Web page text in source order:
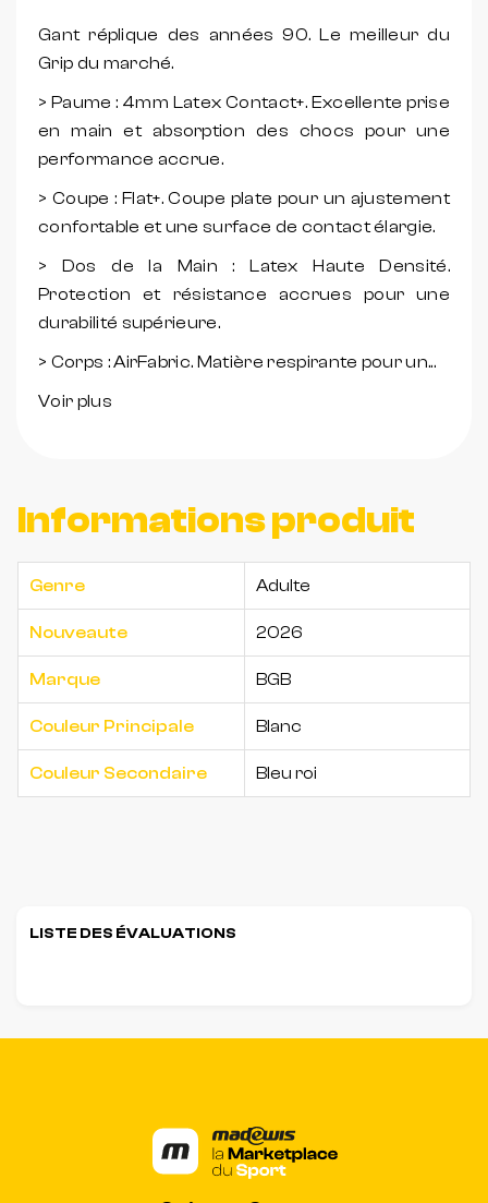
Gant réplique des années 90. Le meilleur du
Grip du marché.
> Paume : 4mm Latex Contact+. Excellente prise
en main et absorption des chocs pour une
performance accrue.
> Coupe : Flat+. Coupe plate pour un ajustement
confortable et une surface de contact élargie.
> Dos de la Main : Latex Haute Densité.
Protection et résistance accrues pour une
durabilité supérieure.
> Corps : AirFabric. Matière respirante pour un...
Voir plus
Informations produit
Genre Adulte
Nouveaute 2026
Marque BGB
Couleur Principale Blanc
Couleur Secondaire Bleu roi
LISTE DES ÉVALUATIONS